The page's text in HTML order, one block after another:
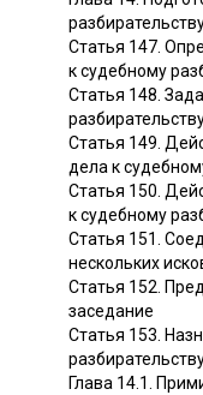
Статья 147.
к судебному
Статья 148.
Статья 149.
дела к
Статья 150.
к судебному
Статья 151.
нескольких
Статья 152.
заседание
Статья 153.
Глава 14.1.